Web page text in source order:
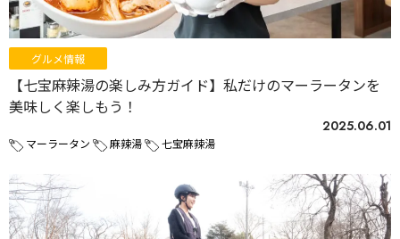
グルメ情報
【七宝麻辣湯の楽しみ方ガイド】私だけのマーラータンを
美味しく楽しもう！
2025.06.01
マーラータン 麻辣湯 七宝麻辣湯